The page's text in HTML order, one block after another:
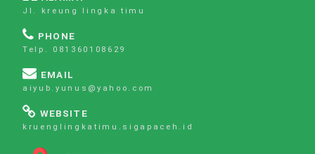
Jl. kreung lingka timu
PHONE
Telp. 081360108629
EMAIL
aiyub.yunus@yahoo.com
WEBSITE
kruenglingkatimu.sigapaceh.id